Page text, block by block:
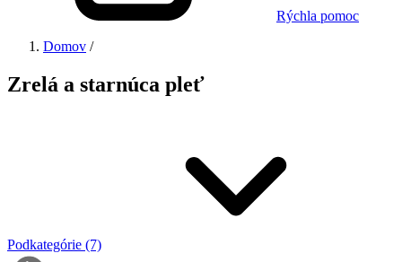
Rýchla pomoc
Domov /
Zrelá a starnúca pleť
Podkategórie (7)